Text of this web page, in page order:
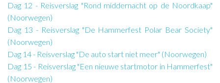
Dag 12 - Reisverslag "Rond middernacht op de Noordkaap"
(Noorwegen)
Dag 13 - Reisverslag "De Hammerfest Polar Bear Society"
(Noorwegen)
Dag 14 - Reisverslag "De auto start niet meer" (Noorwegen)
Dag 15 - Reisverslag "Een nieuwe startmotor in Hammerfest"
(Noorwegen)